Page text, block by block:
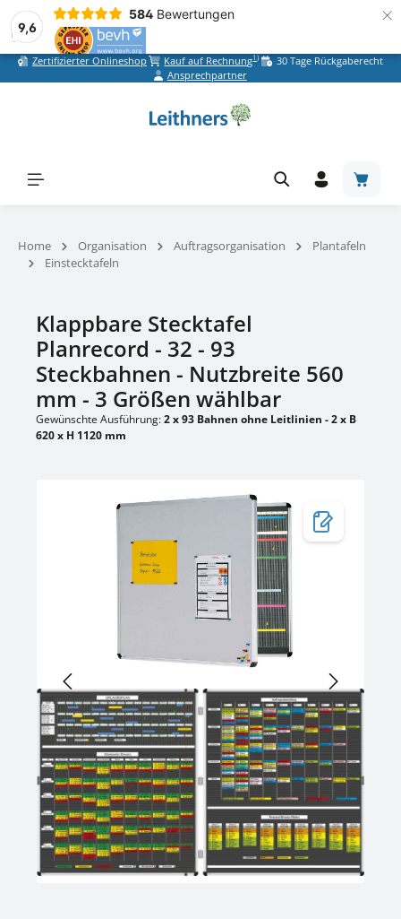
9,6
584 Bewertungen ×
Zum Hauptinhalt springen
Zertifizierter Onlineshop Kauf auf Rechnung1)
30 Tage Rückgaberecht
Ansprechpartner
Home Organisation Auftragsorganisation
Plantafeln
Einstecktafeln
Klappbare Stecktafel
Planrecord - 32 - 93
Steckbahnen - Nutzbreite 560
mm - 3 Größen wählbar
Gewünschte Ausführung:2 x 93 Bahnen ohne Leitlinien - 2 x B
620 x H 1120 mm